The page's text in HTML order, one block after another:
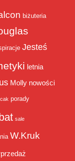
biżuteria
Jesteś
letnia
Molly nowości
porady
sale
W.Kruk